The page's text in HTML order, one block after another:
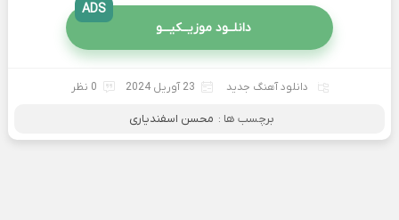
دانلــود موزیــکیـــو
ADS
دانلود آهنگ جدید 23 آوریل 2024 0 نظر
برچسب ها : محسن اسفندیاری